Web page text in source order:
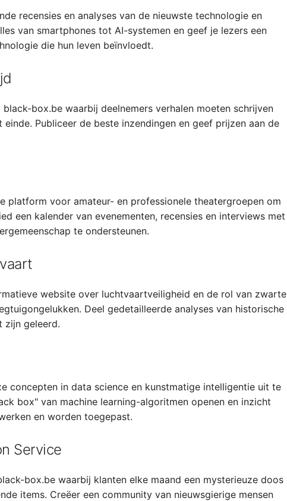
recensies en analyses van de nieuwste technologie en
van smartphones tot AI-systemen en geef je lezers een
die hun leven beïnvloedt.
box.be waarbij deelnemers verhalen moeten schrijven
Publiceer de beste inzendingen en geef prijzen aan de
platform voor amateur- en professionele theatergroepen om
een kalender van evenementen, recensies en interviews met
te ondersteunen.
website over luchtvaartveiligheid en de rol van zwarte
Deel gedetailleerde analyses van historische
zijn geleerd.
concepten in data science en kunstmatige intelligentie uit te
box" van machine learning-algoritmen openen en inzicht
en worden toegepast.
Service
box.be waarbij klanten elke maand een mysterieuze doos
items. Creëer een community van nieuwsgierige mensen